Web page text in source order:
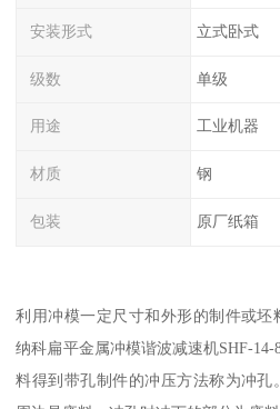
安装形式 立式卧式
级数 单级
用途 工业机器
材质 钢
包装 原厂纸箱
利用冲模一定尺寸和外形的制件或
纳科扁平金属冲模谐波减速机SHF-
料得到带孔制件的冲压方法称为冲孔